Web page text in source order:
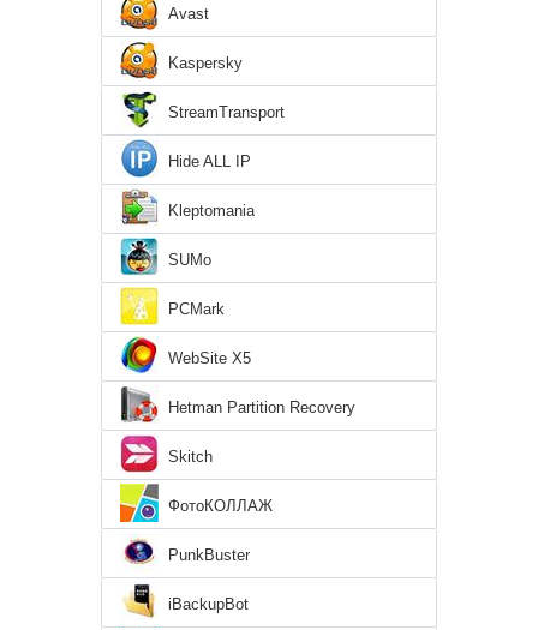
Avast
Kaspersky
StreamTransport
Hide ALL IP
Kleptomania
SUMo
PCMark
WebSite X5
Hetman Partition Recovery
Skitch
ФотоКОЛЛАЖ
PunkBuster
iBackupBot